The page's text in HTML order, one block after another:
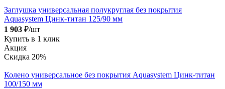
Заглушка универсальная полукруглая без покрытия
Aquasystem Цинк-титан 125/90 мм
1 903 ₽/шт
Купить в 1 клик
Акция
Скидка 20%
Колено универсальное без покрытия Aquasystem Цинк-титан
100/150 мм